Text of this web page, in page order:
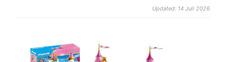
Updated: 14 Juli 2026